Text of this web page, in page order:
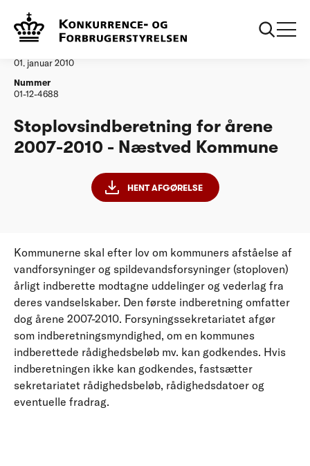
Vandtilsyn
01. januar 2010
Nummer
01-12-4688
Stoplovsindberetning for årene
2007-2010 - Næstved Kommune
HENT AFGØRELSE
Kommunerne skal efter lov om kommuners afståelse af
vandforsyninger og spildevandsforsyninger (stoploven)
årligt indberette modtagne uddelinger og vederlag fra
deres vandselskaber. Den første indberetning omfatter
dog årene 2007-2010. Forsyningssekretariatet afgør
som indberetningsmyndighed, om en kommunes
indberettede rådighedsbeløb mv. kan godkendes. Hvis
indberetningen ikke kan godkendes, fastsætter
sekretariatet rådighedsbeløb, rådighedsdatoer og
eventuelle fradrag.